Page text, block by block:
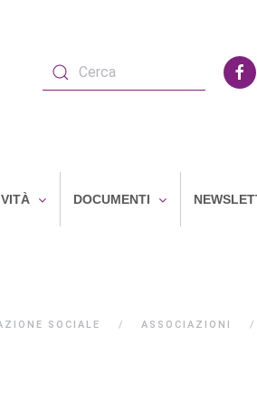
DOCUMENTI
SOCIALE ASSOCIAZIONI